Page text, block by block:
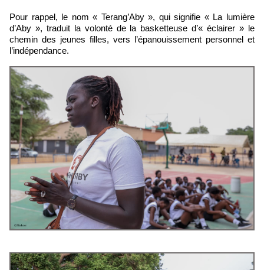
Pour rappel, le nom « Terang’Aby », qui signifie « La lumière
d’Aby », traduit la volonté de la basketteuse d’« éclairer » le
chemin des jeunes filles, vers l’épanouissement personnel et
l’indépendance.